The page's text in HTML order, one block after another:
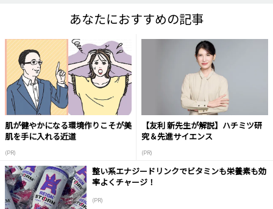
あなたにおすすめの記事
肌が健やかになる環境作りこそが美
肌を手に入れる近道
(PR)
【友利 新先生が解説】ハチミツ研
究＆先進サイエンス
(PR)
整い系エナジードリンクでビタミンも栄養素も効
率よくチャージ！
(PR)